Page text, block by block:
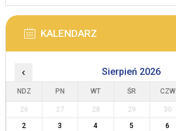
KALENDARZ
‹ Sierpień 2026
NDZ PN WT ŚR CZW
26 27 28 29 30
2
3 4 5 6